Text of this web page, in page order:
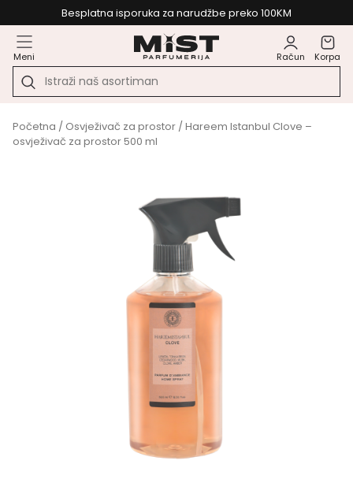
Besplatna isporuka za narudžbe preko 100KM
Meni Račun Korpa
Početna / Osvježivač za prostor / Hareem Istanbul Clove –
osvježivač za prostor 500 ml